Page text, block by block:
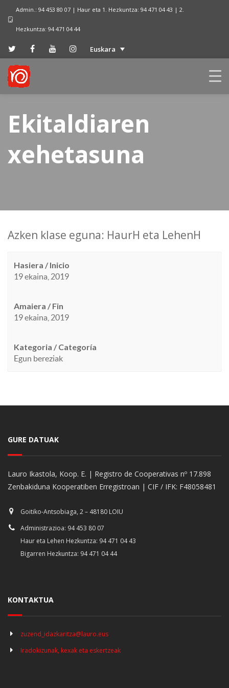
Admin.: 94 453 80 07 | Haur eta 1. Hezkuntza: 94 471 04 43 | 2.
Hezkuntza: 94 471 04 44
Euskara
Ekitaldiaren
xehetasuna
Azken klase eguna: HaurH eta LehenH
Hasiera / Inicio
19 ekaina, 2019
Amaiera / Fin
19 ekaina, 2019
Kategoria / Categoría
Egun bereziak
GURE DATUAK
Lauro Ikastola, Koop. E. | Registro de Cooperativas nº 17.898
Zenbakiduna Kooperatiben Erregistroan | CIF / IFK: F48058481
Goitiko-Antsobiaga, 2 – 48180 LOIU
Administrazioa: 94 453 80 07
Haur eta Lehen Hezkuntza: 94 471 04 43
Bigarren Hezkuntza: 94 471 04 44
KONTAKTUA
zuzend_idazkaritza@lauro.eus
Iradokizunak, kexak eta eskertzeak